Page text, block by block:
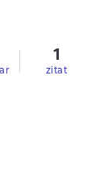
1
zitat